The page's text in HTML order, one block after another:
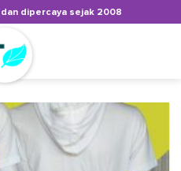
dipercaya sejak 2008